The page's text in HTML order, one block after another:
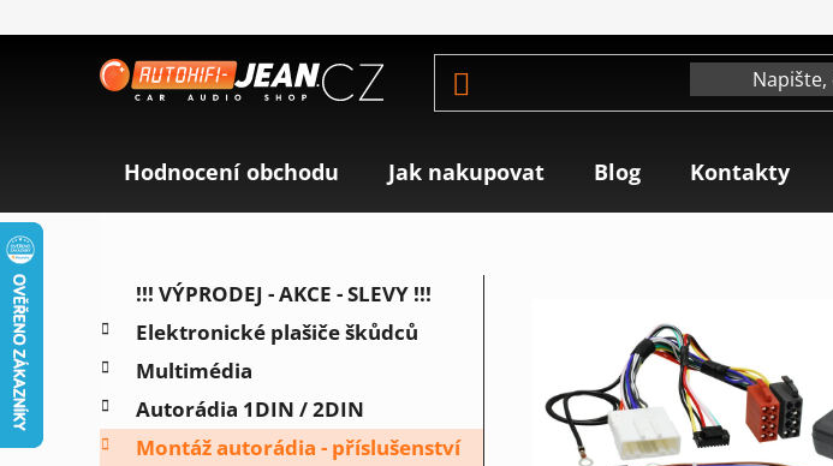
na
Hodnocení obchodu Jak nakupovat Blog Kontakty
o
t
r
a
Přeskočit
t
e
g
o
r
!!! VÝPRODEJ - AKCE - SLEVY !!!
Elektronické plašiče škůdců
Multimédia
Autorádia 1DIN / 2DIN
Montáž autorádia - příslušenství